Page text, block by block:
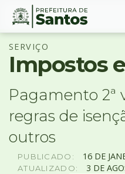
Ir
para
conteúdo
para
menu
Conteúdo
SERVIÇO
Impostos
Pagamento 2ª
regras de
outros
PUBLICADO: 16 DE
ATUALIZADO: 3 DE